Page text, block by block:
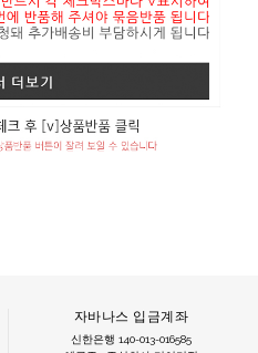
자바나스 입금계좌
신한은행 140-013-016585